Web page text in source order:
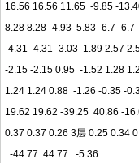
16.56 16.56 11.65 -9.85 -
8.28 8.28 -4.93 5.83 -6.7 -6.7
-4.31 -4.31 -3.03 1.89 2.57
-2.15 -2.15 0.95 -1.52 1.28
1.24 1.24 0.88 -1.26 -0.35 -
19.62 19.62 -39.25 40.86 -
0.37 0.37 0.26 3层 0.25 0.34
-44.77 44.77 -5.36